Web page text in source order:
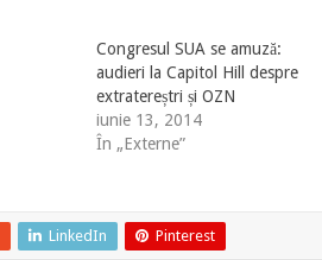
Congresul SUA se amuză:
audieri la Capitol Hill despre
extratereștri și OZN
iunie 13, 2014
În „Externe”
LinkedIn Pinterest